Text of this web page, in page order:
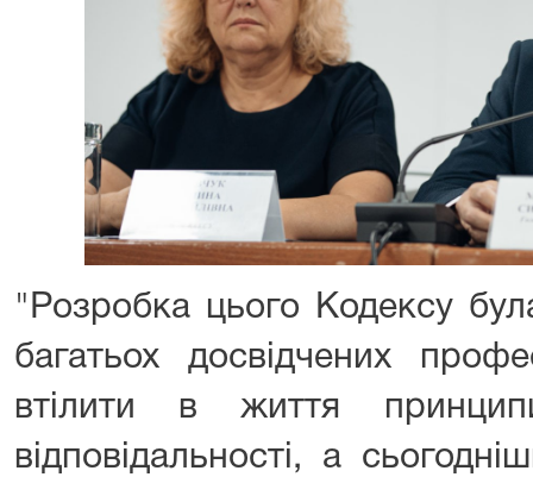
"Розробка цього Кодексу
багатьох досвідчених
втілити в життя
відповідальності, а